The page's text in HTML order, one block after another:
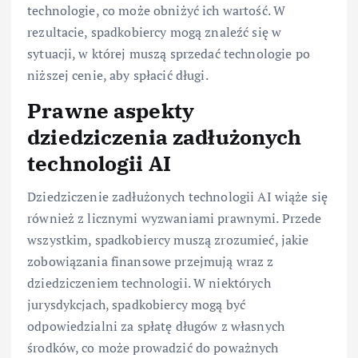
technologie, co może obniżyć ich wartość. W
rezultacie, spadkobiercy mogą znaleźć się w
sytuacji, w której muszą sprzedać technologie po
niższej cenie, aby spłacić długi.
Prawne aspekty
dziedziczenia zadłużonych
technologii AI
Dziedziczenie zadłużonych technologii AI wiąże się
również z licznymi wyzwaniami prawnymi. Przede
wszystkim, spadkobiercy muszą zrozumieć, jakie
zobowiązania finansowe przejmują wraz z
dziedziczeniem technologii. W niektórych
jurysdykcjach, spadkobiercy mogą być
odpowiedzialni za spłatę długów z własnych
środków, co może prowadzić do poważnych